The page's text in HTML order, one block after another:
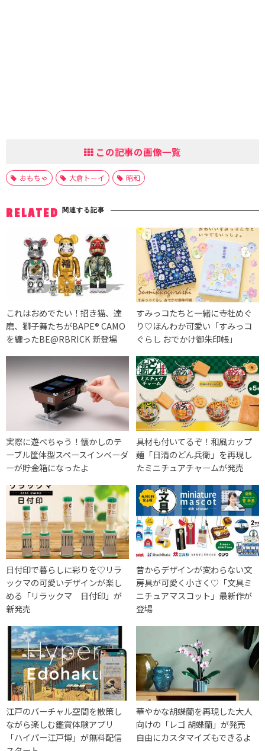
この記事の画像一覧
おもちゃ 大倉トーイ 昭和
RELATED 関連する記事
これはおめでたい！招き猫、達
磨、獅子舞たちがBAPE®︎ CAMO
を纏ったBE@RBRICK 新登場
すみっコたちと一緒に寺社めぐ
り♡ほんわか可愛い「すみっコ
ぐらし おでかけ御朱印帳」
実際に遊べちゃう！懐かしのテ
ーブル筐体型スペースインベーダ
ーが貯金箱になったよ
具材も付いてるぞ！和風カップ
麺「日清のどん兵衛」を再現し
たミニチュアチャームが発売
日付印で暮らしに彩りを♡リラ
ックマの可愛いデザインが楽し
める「リラックマ 日付印」が
新発売
昔からデザインが変わらない文
房具が可愛く小さく♡「文具ミ
ニチュアマスコット」最新作が
登場
江戸のバーチャル空間を散策し
ながら楽しむ鑑賞体験アプリ
「ハイパー江戸博」が無料配信
華やかな胡蝶蘭を再現した大人
向けの「レゴ 胡蝶蘭」が発売
自由にカスタマイズもできるよ